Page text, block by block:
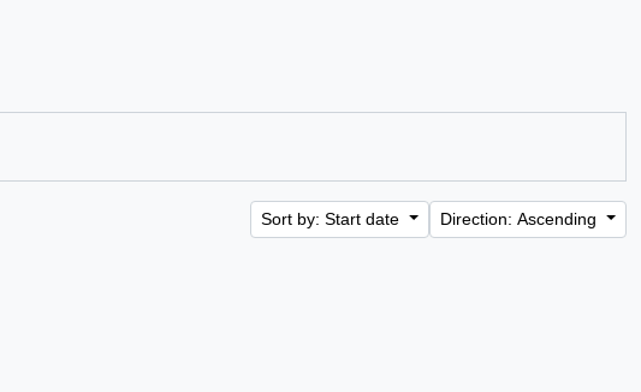
Sort by: Start date Direction: Ascending